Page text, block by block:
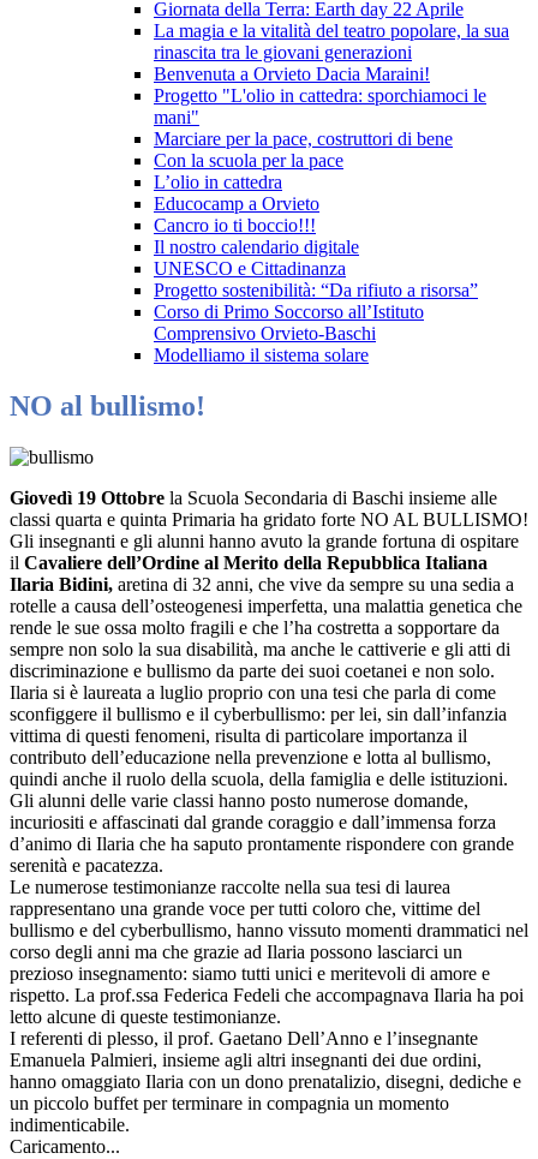
Giornata della Terra: Earth day 22 Aprile
La magia e la vitalità del teatro popolare, la sua
rinascita tra le giovani generazioni
Benvenuta a Orvieto Dacia Maraini!
Progetto "L'olio in cattedra: sporchiamoci le
mani"
Marciare per la pace, costruttori di bene
Con la scuola per la pace
L’olio in cattedra
Educocamp a Orvieto
Cancro io ti boccio!!!
Il nostro calendario digitale
UNESCO e Cittadinanza
Progetto sostenibilità: “Da rifiuto a risorsa”
Corso di Primo Soccorso all’Istituto
Comprensivo Orvieto-Baschi
Modelliamo il sistema solare
NO al bullismo!
Giovedì 19 Ottobre la Scuola Secondaria di Baschi insieme alle
classi quarta e quinta Primaria ha gridato forte NO AL BULLISMO!
Gli insegnanti e gli alunni hanno avuto la grande fortuna di ospitare
il Cavaliere dell’Ordine al Merito della Repubblica Italiana
Ilaria Bidini, aretina di 32 anni, che vive da sempre su una sedia a
rotelle a causa dell’osteogenesi imperfetta, una malattia genetica che
rende le sue ossa molto fragili e che l’ha costretta a sopportare da
sempre non solo la sua disabilità, ma anche le cattiverie e gli atti di
discriminazione e bullismo da parte dei suoi coetanei e non solo.
Ilaria si è laureata a luglio proprio con una tesi che parla di come
sconfiggere il bullismo e il cyberbullismo: per lei, sin dall’infanzia
vittima di questi fenomeni, risulta di particolare importanza il
contributo dell’educazione nella prevenzione e lotta al bullismo,
quindi anche il ruolo della scuola, della famiglia e delle istituzioni.
Gli alunni delle varie classi hanno posto numerose domande,
incuriositi e affascinati dal grande coraggio e dall’immensa forza
d’animo di Ilaria che ha saputo prontamente rispondere con grande
serenità e pacatezza.
Le numerose testimonianze raccolte nella sua tesi di laurea
rappresentano una grande voce per tutti coloro che, vittime del
bullismo e del cyberbullismo, hanno vissuto momenti drammatici nel
corso degli anni ma che grazie ad Ilaria possono lasciarci un
prezioso insegnamento: siamo tutti unici e meritevoli di amore e
rispetto. La prof.ssa Federica Fedeli che accompagnava Ilaria ha poi
letto alcune di queste testimonianze.
I referenti di plesso, il prof. Gaetano Dell’Anno e l’insegnante
Emanuela Palmieri, insieme agli altri insegnanti dei due ordini,
hanno omaggiato Ilaria con un dono prenatalizio, disegni, dediche e
un piccolo buffet per terminare in compagnia un momento
indimenticabile.
Caricamento...